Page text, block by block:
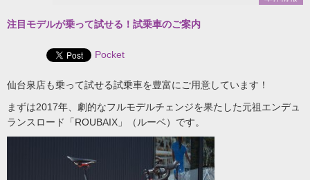
注目モデルが乗って試せる！試乗車のご案内
Pocket
仙台泉店も乗って試せる試乗車を豊富にご用意しています！
まずは2017年、劇的なフルモデルチェンジを果たした元祖エンデュ
ランスロード「ROUBAIX」（ルーベ）です。